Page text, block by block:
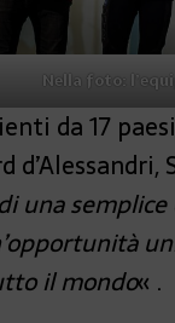
Nella foto:
da 17
una
il mondo« .